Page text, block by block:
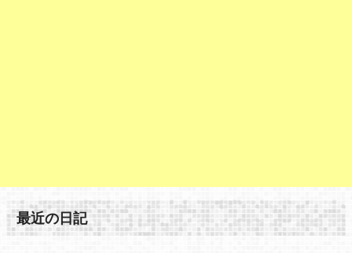
最近の日記